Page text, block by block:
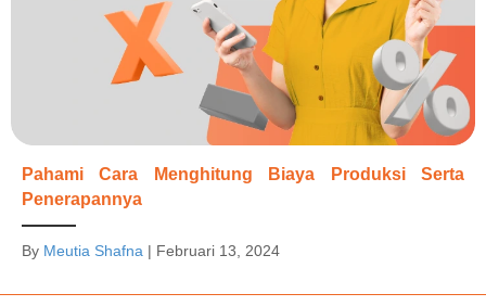
Pahami Cara Menghitung Biaya Produksi Serta
Penerapannya
By Meutia Shafna | Februari 13, 2024